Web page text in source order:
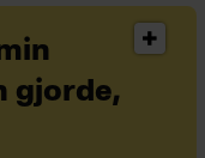
gjorde,